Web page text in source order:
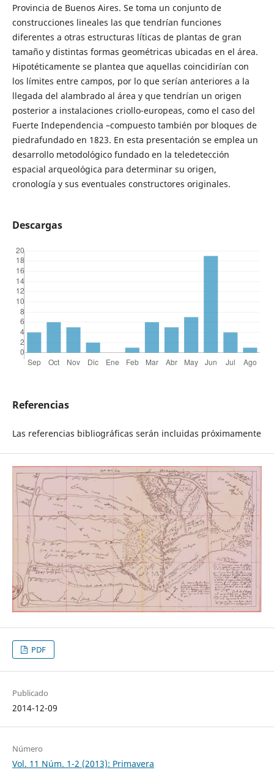
Provincia de Buenos Aires. Se toma un conjunto de
construcciones lineales las que tendrían funciones
diferentes a otras estructuras líticas de plantas de gran
tamaño y distintas formas geométricas ubicadas en el área.
Hipotéticamente se plantea que aquellas coincidirían con
los límites entre campos, por lo que serían anteriores a la
llegada del alambrado al área y que tendrían un origen
posterior a instalaciones criollo-europeas, como el caso del
Fuerte Independencia –compuesto también por bloques de
piedrafundado en 1823. En esta presentación se emplea un
desarrollo metodológico fundado en la teledetección
espacial arqueológica para determinar su origen,
cronología y sus eventuales constructores originales.
Descargas
Referencias
Las referencias bibliográficas serán incluidas próximamente
PDF
Publicado
2014-12-09
Número
Vol. 11 Núm. 1-2 (2013): Primavera